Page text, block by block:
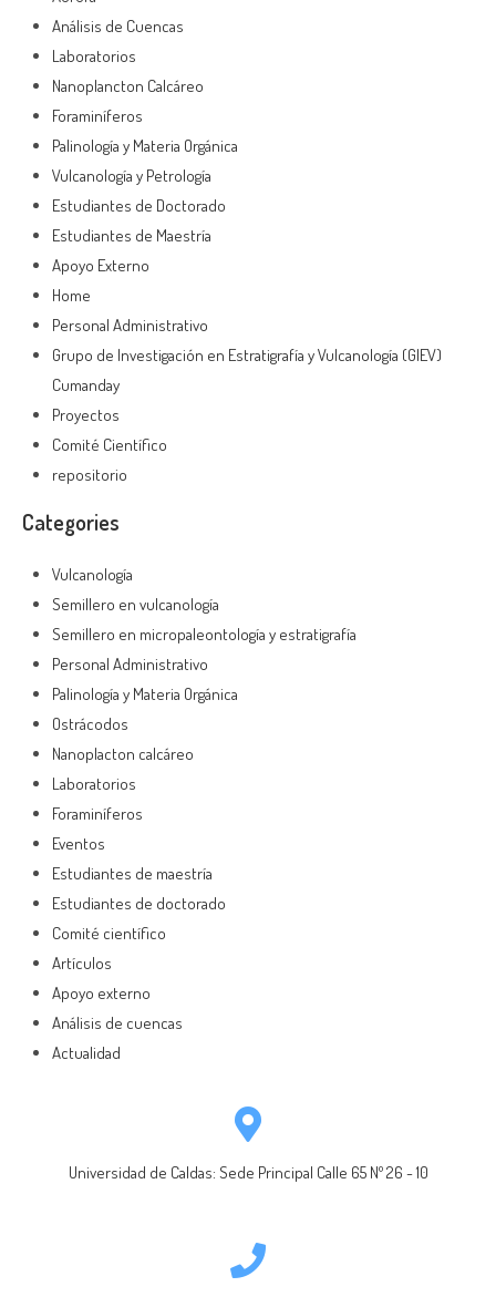
Análisis de Cuencas
Laboratorios
Nanoplancton Calcáreo
Foraminíferos
Palinología y Materia Orgánica
Vulcanología y Petrología
Estudiantes de Doctorado
Estudiantes de Maestría
Apoyo Externo
Home
Personal Administrativo
Grupo de Investigación en Estratigrafía y Vulcanología (GIEV)
Cumanday
Proyectos
Comité Científico
repositorio
Categories
Vulcanología
Semillero en vulcanología
Semillero en micropaleontología y estratigrafía
Personal Administrativo
Palinología y Materia Orgánica
Ostrácodos
Nanoplacton calcáreo
Laboratorios
Foraminíferos
Eventos
Estudiantes de maestría
Estudiantes de doctorado
Comité científico
Artículos
Apoyo externo
Análisis de cuencas
Actualidad
Universidad de Caldas: Sede Principal Calle 65 Nº 26 - 10